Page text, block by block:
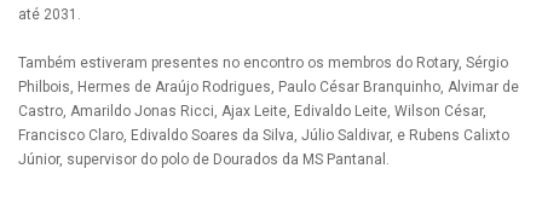
até 2031.
Também estiveram presentes no encontro os membros do Rotary, Sérgio
Philbois, Hermes de Araújo Rodrigues, Paulo César Branquinho, Alvimar de
Castro, Amarildo Jonas Ricci, Ajax Leite, Edivaldo Leite, Wilson César,
Francisco Claro, Edivaldo Soares da Silva, Júlio Saldivar, e Rubens Calixto
Júnior, supervisor do polo de Dourados da MS Pantanal.